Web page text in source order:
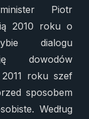
Piotr
2010 roku o
dialogu
dowodów
roku szef
sposobem
Według